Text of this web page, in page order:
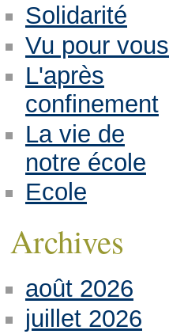
Solidarité
Vu pour vous
L'après
confinement
La vie de
notre école
Ecole
Archives
août 2026
juillet 2026